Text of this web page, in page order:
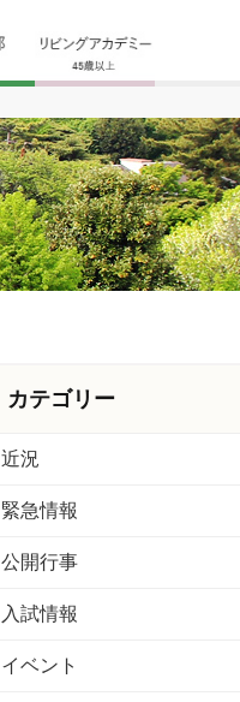
カテゴリー
近況
緊急情報
公開行事
入試情報
イベント